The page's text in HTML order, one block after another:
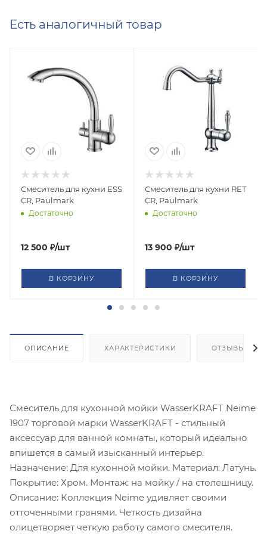
Есть аналогичный товар
Смеситель для кухни ESSEN, хром, Es213001-
CR, Paulmark
Достаточно
12 500 ₽/шт
В КОРЗИНУ
Смеситель для кухни RETRO,
CR, Paulmark
Достаточно
13 900 ₽/шт
В КОРЗИНУ
ОПИСАНИЕ ХАРАКТЕРИСТИКИ ОТЗЫВЫ
Смеситель для кухонной мойки WasserKRAFT Neime
1907 торговой марки WasserKRAFT - стильный
аксессуар для ванной комнаты, который идеально
впишется в самый изысканный интерьер.
Назначение: Для кухонной мойки. Материал: Латунь.
Покрытие: Хром. Монтаж: на мойку / на столешницу.
Описание: Коллекция Neime удивляет своими
отточенными гранями. Четкость дизайна
олицетворяет четкую работу самого смесителя.